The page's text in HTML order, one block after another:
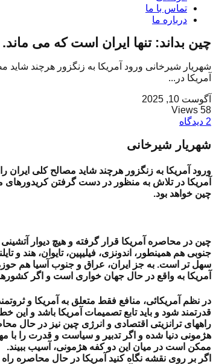
تماس با ما
درباره ما
چین بداند: تنها ایران است که می ماند.
شهریار شیرخانی ورود آمریکا به زنگزور هرچند شاید
آمریکا در...
آگوست 10, 2025
58 Views
2 دیدگاه
شهریار شیرخانی
ورود آمریکا به زنگزور هرچند شاید مصالح کلی ایران
آمریکا در تلاش به منظور در دست گرفتن کریدورهای
چین خواهد بود.
چین در محاصره آمریکا قرار گرفته و هیچ دیوار
جنوبی هم همینطور، اندونزی، فیلیپین، تایوان، هند و
سهل تر است. به جز ایران، عراق و جنوب آسیا هم حوزه
آمریکا به واقع در حال جهان خواری است و اگر
در نظم آمریکائی، منافع فقط متعلق به آمریکا و
قدرتمند شود و باید تابع تصمیمات آمریکا باشد و
راههای ترانزیتی اقتصادی و انرژی چین نیز در حال
هژمونی دنیا شده و اگر تدبیر و سیاست و قدرت را با
ممکن است در میان این دو کفه هژمونی، آسیب ببیند.
اگر بر روی نقشه نگاه کنید آمریکا در حال محاصره